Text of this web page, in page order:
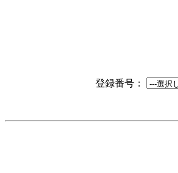
登録番号：